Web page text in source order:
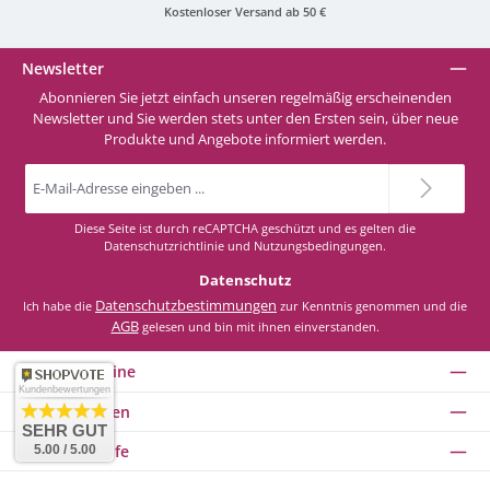
G42 Forest-Green
G44 Light-Green
G45 Bright-Green
G50 Dark-Grey
G51 Light-Grey
G52 Grey-White
G60 Transparent
Kostenloser Versand ab 50 €
Newsletter
Abonnieren Sie jetzt einfach unseren regelmäßig erscheinenden
Newsletter und Sie werden stets unter den Ersten sein, über neue
Produkte und Angebote informiert werden.
E-
Mail-
*
Diese Seite ist durch reCAPTCHA geschützt und es gelten die
Datenschutzrichtlinie und Nutzungsbedingungen.
Datenschutz
Ich habe die Datenschutzbestimmungen zur Kenntnis genommen und die
AGBgelesen und bin mit ihnen einverstanden.
Service-Hotline
Informationen
Service & Hilfe
Kundenbewertungen
SEHR GUT
5.00 / 5.00